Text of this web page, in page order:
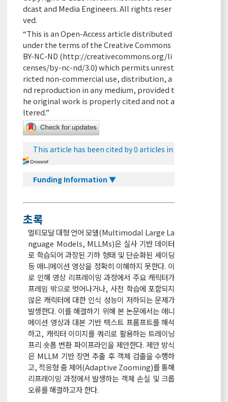
dcast and Media Engineers. All rights reser
ved.
“This is an Open-Access article distributed
under the terms of the Creative Commons
BY-NC-ND (http://creativecommons.org/li
censes/by-nc-nd/3.0) which permits unrest
ricted non-commercial use, distribution, a
nd reproduction in any medium, provided t
he original work is properly cited and not a
ltered.”
This article has been cited by 0 articles in
Funding Information ▼
초록
멀티모달 대형 언어 모델(Multimodal Large La
nguage Models, MLLMs)은 실사 기반 데이터
로 학습되어 과장된 기하 형태 및 단순화된 셰이딩
등 애니메이션 영상을 정확히 이해하지 못한다. 이
로 인해 영상 리프레이밍 과정에서 주요 캐릭터가
프레임 밖으로 벗어나거나, 사전 학습에 포함되지
않은 캐릭터에 대한 인식 성능이 저하되는 문제가
발생한다. 이를 해결하기 위해 본 논문에서는 애니
메이션 영상과 대본 기반 텍스트 프롬프트를 해석
하고, 캐릭터 이미지를 쿼리로 활용하는 트레이닝
프리 숏폼 변환 파이프라인을 제안한다. 제안 방식
은 MLLM 기반 장면 추출 후 객체 검출을 수행하
고, 적응형 줌 제어(Adaptive Zooming)를 통해
리프레이밍 과정에서 발생하는 객체 손실 및 크롭
오류를 해결하고자 한다.